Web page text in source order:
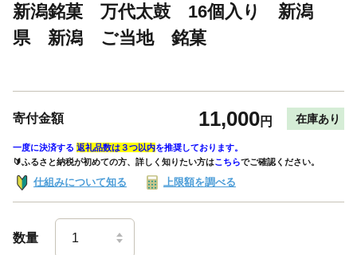
新潟銘菓 万代太鼓 16個入り 新潟
県 新潟 ご当地 銘菓
寄付金額 11,000円 在庫あり
一度に決済する 返礼品数は３つ以内を推奨しております。
🔰ふるさと納税が初めての方、詳しく知りたい方はこちらでご確認ください。
仕組みについて知る 上限額を調べる
数量